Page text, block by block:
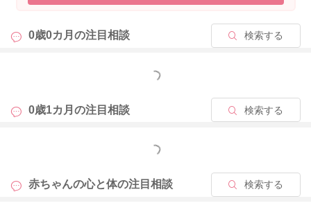
ら、綿棒浣腸をしてガス抜きをされてみるのもいいと思います
よ。
試しにガス抜きをしてみることで、吐き戻しの頻度も減ること
私も下の子どもがお腹にガスが溜まりやすく、日に2回など綿棒
吐き戻しをしていても活気があって、元気、気持ち悪そうにす
る様子もなく哺乳欲もある、体重も増えているようでしたら、
病気の可能性は低いのではと思いました。
0歳0カ月の注目相談 検索する
もっと見る
0歳1カ月の注目相談 検索する
もっと見る
赤ちゃんの心と体の注目相談 検索する